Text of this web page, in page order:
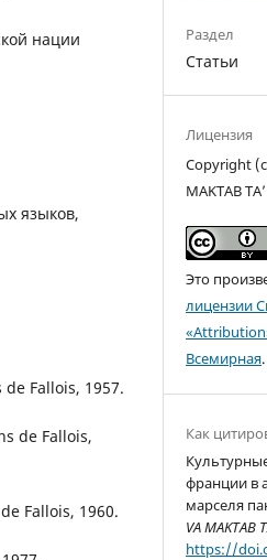
нации
языков,
Fallois, 1957.
de Fallois,
Fallois, 1960.
Раздел
Статьи
Лицензия
Copyright
MAKTAB
Это
лицензии
Всемирная.
Как
франции в
марселя
VA MAKTAB
https://